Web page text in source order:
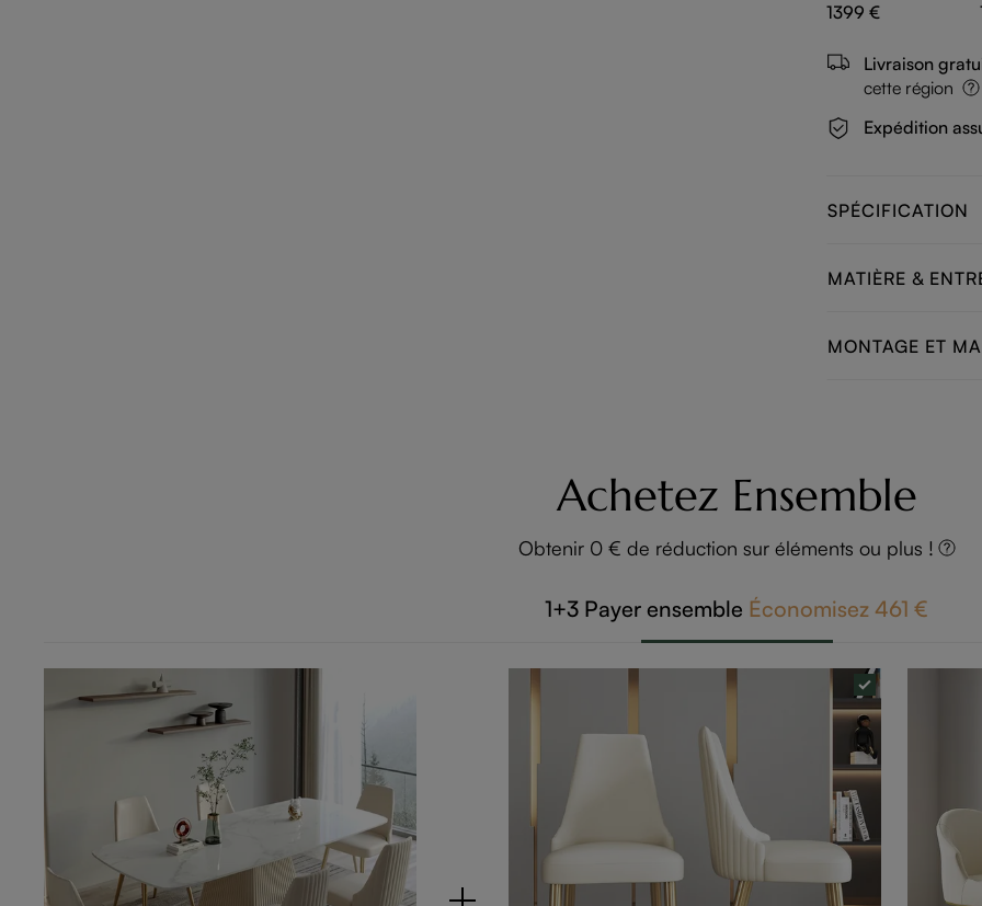
1399 €
Livraison
cette région
Expédition
SPÉCIFICATION
MATIÈRE &
MONTAGE ET
Achetez Ensemble
Obtenir 0 € de réduction sur éléments ou plus !
1+3 Payer ensemble Économisez 461 €